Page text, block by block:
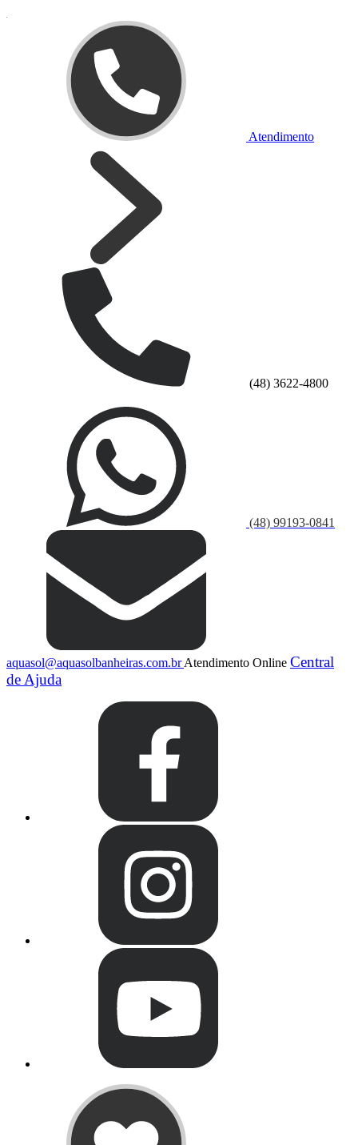
Atendimento
(48) 3622-4800
(48) 99193-0841
aquasol@aquasolbanheiras.com.brAtendimento Online Central
de Ajuda